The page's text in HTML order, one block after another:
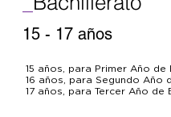
15 años, para Primer Año de
16 años, para Segundo Año
17 años, para Tercer Año de
15 - 17 años
13 años, para Noveno Año de